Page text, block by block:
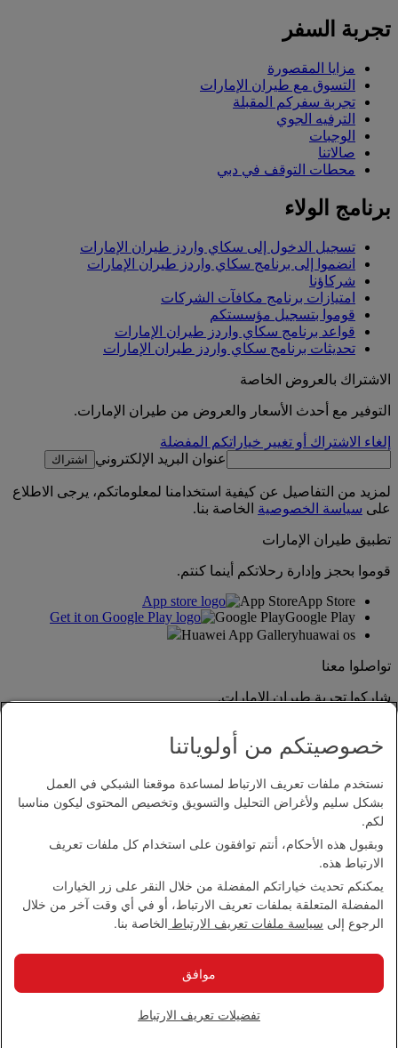
تجربة السفر
مزايا المقصورة
التسوق مع طيران الإمارات
تجربة سفركم المقبلة
الترفيه الجوي
الوجبات
صالاتنا
محطات التوقف في دبي
برنامج الولاء
تسجيل الدخول إلى سكاي واردز طيران الإمارات
انضموا إلى برنامج سكاي واردز طيران الإمارات
شركاؤنا
امتيازات برنامج مكافآت الشركات
قوموا بتسجيل مؤسستكم
قواعد برنامج سكاي واردز طيران الإمارات
تحديثات برنامج سكاي واردز طيران الإمارات
الاشتراك بالعروض الخاصة
التوفير مع أحدث الأسعار والعروض من طيران الإمارات.
إلغاء الاشتراك أو تغيير خياراتكم المفضلة
عنوان البريد الإلكتروني
اشتراك
لمزيد من التفاصيل عن كيفية استخدامنا لمعلوماتكم، يرجى الاطلاع
على سياسة الخصوصية الخاصة بنا.
تطبيق طيران الإمارات
قوموا بحجز وإدارة رحلاتكم أينما كنتم.
App StoreApp Store
Google PlayGoogle Play
Huawei App Galleryhuawai os
تواصلوا معنا
شاركوا تجربة طيران الإمارات.
بيان إمكانية الدخول
اتصل بنا
سياسة الخصوصية
الشروط والأحكام
سياسة ملفات تعريف الارتباط
بيان الشفافية بموجب قانون مكافحة العبودية الحديثة
خصوصيتكم من أولوياتنا
نستخدم ملفات تعريف الارتباط لمساعدة موقعنا الشبكي في العمل
بشكل سليم ولأغراض التحليل والتسويق وتخصيص المحتوى ليكون مناسبا
لكم.
وبقبول هذه الأحكام، أنتم توافقون على استخدام كل ملفات تعريف
الارتباط هذه.
يمكنكم تحديث خياراتكم المفضلة من خلال النقر على زر الخيارات
المفضلة المتعلقة بملفات تعريف الارتباط، أو في أي وقت آخر من خلال
الرجوع إلى سياسة ملفات تعريف الارتباط الخاصة بنا.
تفضيلات تعريف الارتباط
موافق